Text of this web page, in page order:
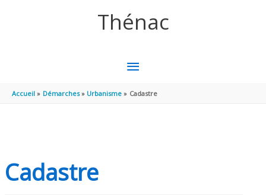
Thénac
MENU
PRINCIPAL
Accueil Démarches Urbanisme Cadastre
Cadastre